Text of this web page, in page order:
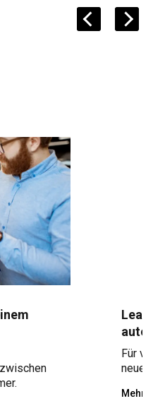
Für
Mehr